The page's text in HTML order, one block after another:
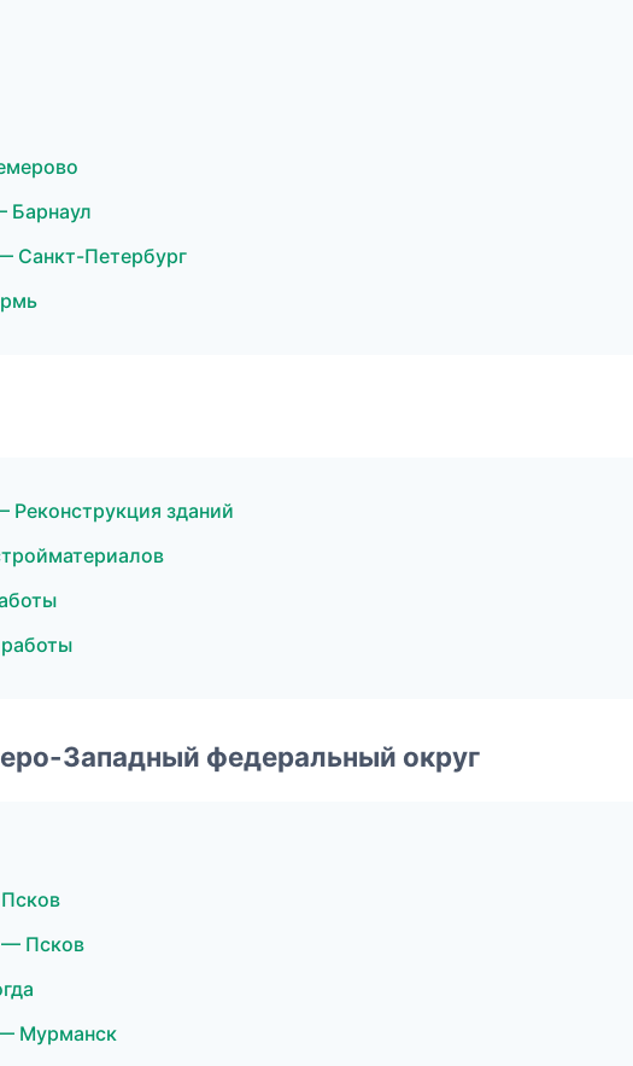
Барнаул
Санкт-Петербург
зданий
Западный федеральный округ
— Псков
Мурманск